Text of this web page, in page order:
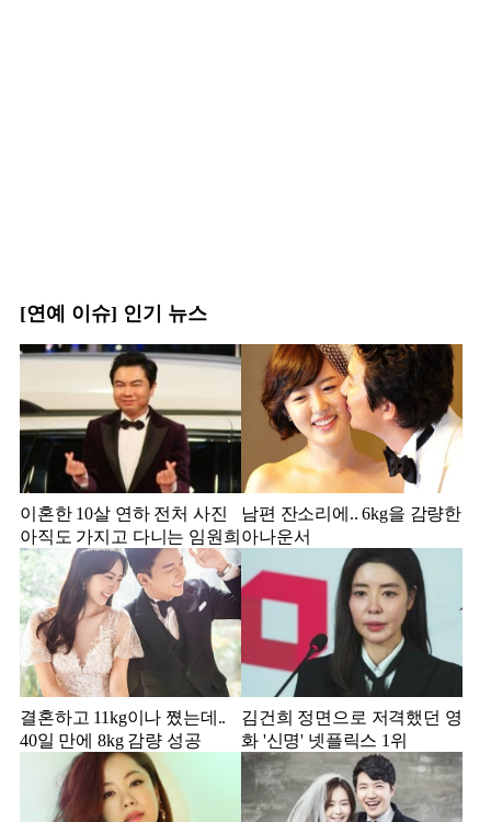
[연예 이슈] 인기 뉴스
이혼한 10살 연하 전처 사진
아직도 가지고 다니는 임원희
남편 잔소리에.. 6kg을 감량한
아나운서
결혼하고 11kg이나 쪘는데..
40일 만에 8kg 감량 성공
김건희 정면으로 저격했던 영
화 '신명' 넷플릭스 1위